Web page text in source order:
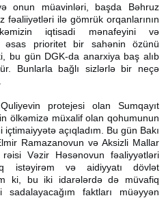
onun müavinləri, başda Bəhruz
fəaliiyətləri ilə gömrük orqanlarının
iqtisadi mənafeyini və
əsas prioritet bir sahənin özünü
bu gün DGK-da anarxiya baş alıb
Bunlarla bağlı sizlərlə bir neçə
protejesi olan Sumqayıt
ölkəmizə müxalif olan qohumunun
açıqladım. Bu gün Bakı
Ramazanovun və Aksizli Mallar
Vəzir Həsənovun fəaliyyətləri
istəyirəm və aidiyyatı dövlət
ki, bu iki idarələrdə də müvafiq
faktları müəyyən